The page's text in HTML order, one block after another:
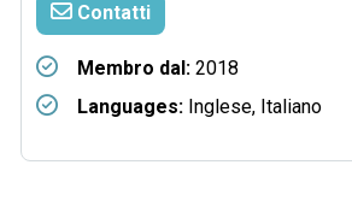
Contatti
Membro dal: 2018
Languages: Inglese, Italiano